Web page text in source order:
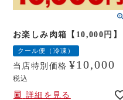
お楽しみ肉箱【10,000円】
クール便（冷凍）
当店特別価格 ¥10,000
税込
詳細を見る